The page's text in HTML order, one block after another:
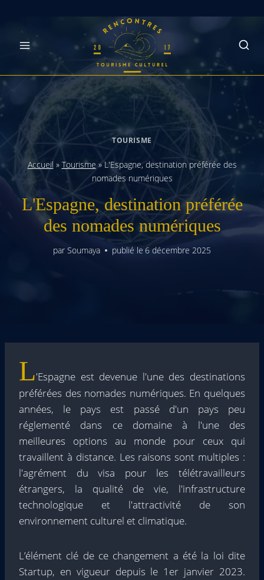
TOURISME
Accueil » Tourisme»L'Espagne, destination préférée des
nomades numériques
L'Espagne, destination préférée
des nomades numériques
par Soumaya publié le 6 décembre 2025
L'Espagne est devenue l'une des destinations
préférées des nomades numériques. En quelques
années, le pays est passé d'un pays peu
réglementé dans ce domaine à l'une des
meilleures options au monde pour ceux qui
travaillent à distance. Les raisons sont multiples :
l'agrément du visa pour les télétravailleurs
étrangers, la qualité de vie, l'infrastructure
technologique et l'attractivité de son
environnement culturel et climatique.
L’élément clé de ce changement a été la loi dite
Startup, en vigueur depuis le 1er janvier 2023.